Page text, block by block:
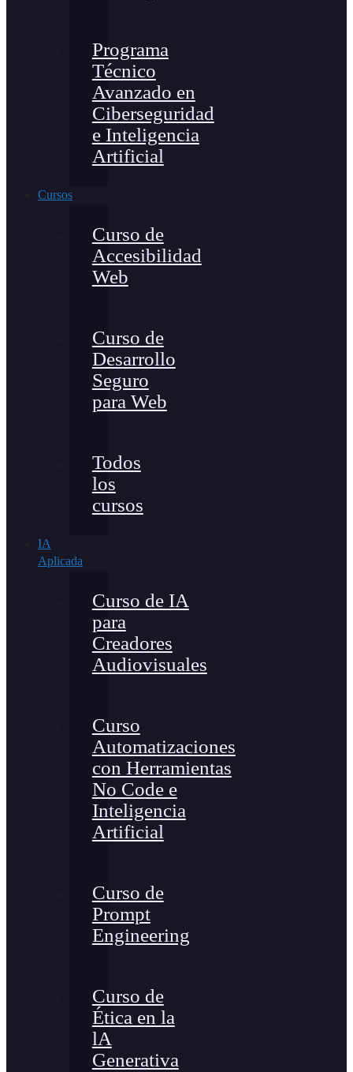
Programa
Técnico
Avanzado en
Ciberseguridad
e Inteligencia
Artificial
Cursos
Curso de
Accesibilidad
Web
Curso de
Desarrollo
Seguro
para Web
Todos
los
cursos
IA
Aplicada
Curso de IA
para
Creadores
Audiovisuales
Curso
Automatizaciones
con Herramientas
No Code e
Inteligencia
Artificial
Curso de
Prompt
Engineering
Curso de
Ética en la
lA
Generativa